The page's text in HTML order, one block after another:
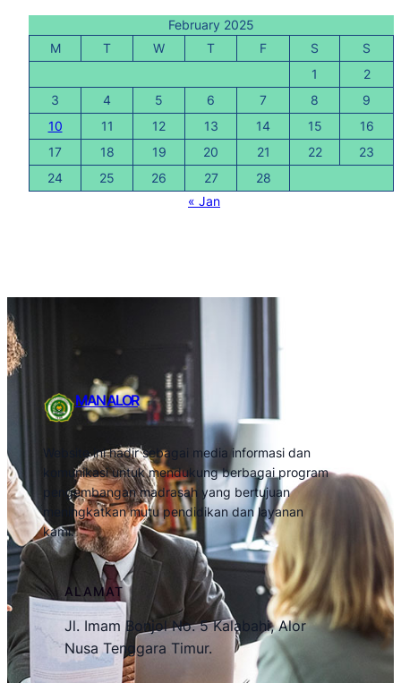
February 2025
M
T W T F S
S
1
2
3
4 5 6 7 8
9
10
11 12 13 14 15
16
17
18 19 20 21 22
23
24
25 26 27
28
« Jan
MAN ALOR
Website ini hadir sebagai media informasi dan
komunikasi untuk mendukung berbagai program
pengembangan madrasah yang bertujuan
meningkatkan mutu pendidikan dan layanan
kami.
ALAMAT
Jl. Imam Bonjol No. 5 Kalabahi, Alor
Nusa Tenggara Timur.